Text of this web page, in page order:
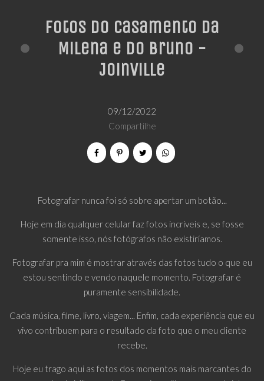
Fotos do Casamento da
Milena e do Bruno -
Joinville
09/12/2022
Compartilhe
Fotografar nunca foi só sobre apertar um botão...
Hoje em dia qualquer celular faz fotos incríveis e, se fosse
somente isso, nós fotógrafos não existiríamos.
Fotografar pra mim é mostrar através das fotos tudo o que eu
estou sentindo e vendo naquele momento. Fotografar é
puramente sensibilidade.
Cada música, filme, livro, viagem... Enfim, cada experiência que eu
vivo contribuem para o resultado da foto que o meu cliente
recebe.
Hoje eu trago aqui as fotos dos momentos mais marcantes do